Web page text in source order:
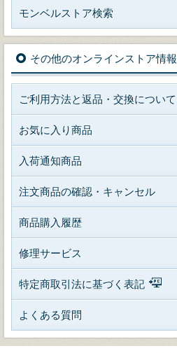
モンベルストア検索
その他のオンラインストア情報
ご利用方法と返品・交換について
お気に入り商品
入荷通知商品
注文商品の確認・キャンセル
商品購入履歴
修理サービス
特定商取引法に基づく表記
よくある質問